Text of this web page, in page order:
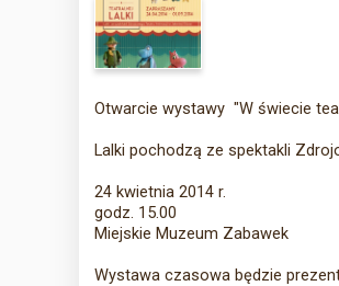
Otwarcie wystawy "W świecie
Lalki pochodzą ze spektakli
24 kwietnia 2014 r.
godz. 15.00
Miejskie Muzeum Zabawek
Wystawa czasowa będzie